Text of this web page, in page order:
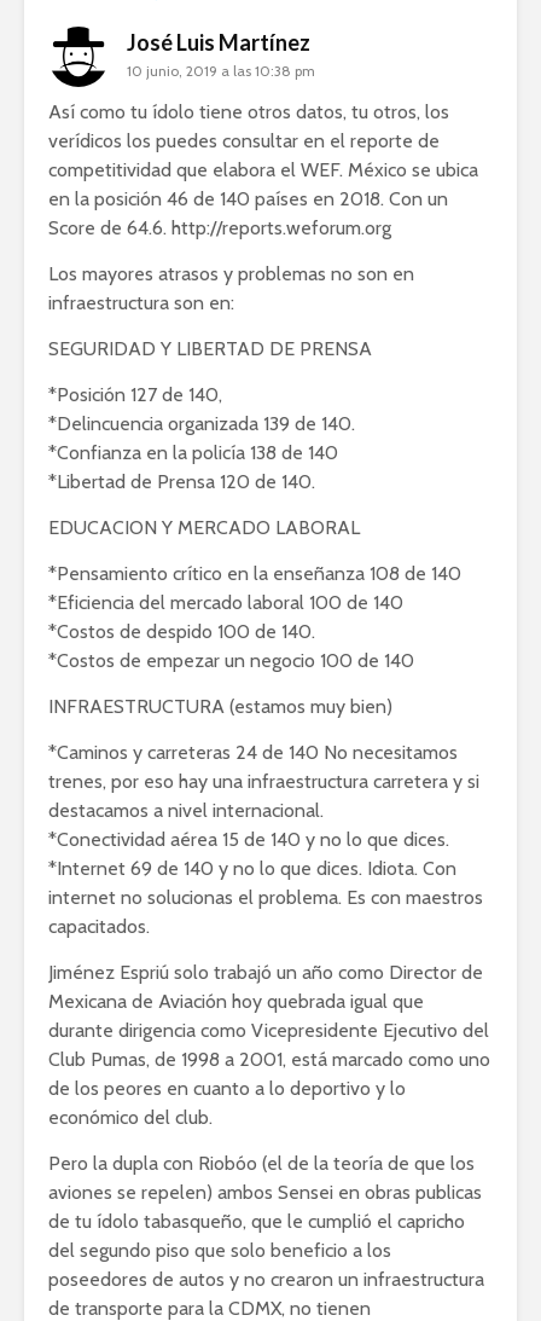
José Luis Martínez
10 junio, 2019 a las 10:38 pm
Así como tu ídolo tiene otros datos, tu otros, los
verídicos los puedes consultar en el reporte de
competitividad que elabora el WEF. México se ubica
en la posición 46 de 140 países en 2018. Con un
Score de 64.6. http://reports.weforum.org
Los mayores atrasos y problemas no son en
infraestructura son en:
SEGURIDAD Y LIBERTAD DE PRENSA
*Posición 127 de 140,
*Delincuencia organizada 139 de 140.
*Confianza en la policía 138 de 140
*Libertad de Prensa 120 de 140.
EDUCACION Y MERCADO LABORAL
*Pensamiento crítico en la enseñanza 108 de 140
*Eficiencia del mercado laboral 100 de 140
*Costos de despido 100 de 140.
*Costos de empezar un negocio 100 de 140
INFRAESTRUCTURA (estamos muy bien)
*Caminos y carreteras 24 de 140 No necesitamos
trenes, por eso hay una infraestructura carretera y si
destacamos a nivel internacional.
*Conectividad aérea 15 de 140 y no lo que dices.
*Internet 69 de 140 y no lo que dices. Idiota. Con
internet no solucionas el problema. Es con maestros
capacitados.
Jiménez Espriú solo trabajó un año como Director de
Mexicana de Aviación hoy quebrada igual que
durante dirigencia como Vicepresidente Ejecutivo del
Club Pumas, de 1998 a 2001, está marcado como uno
de los peores en cuanto a lo deportivo y lo
económico del club.
Pero la dupla con Riobóo (el de la teoría de que los
aviones se repelen) ambos Sensei en obras publicas
de tu ídolo tabasqueño, que le cumplió el capricho
del segundo piso que solo beneficio a los
poseedores de autos y no crearon un infraestructura
de transporte para la CDMX, no tienen